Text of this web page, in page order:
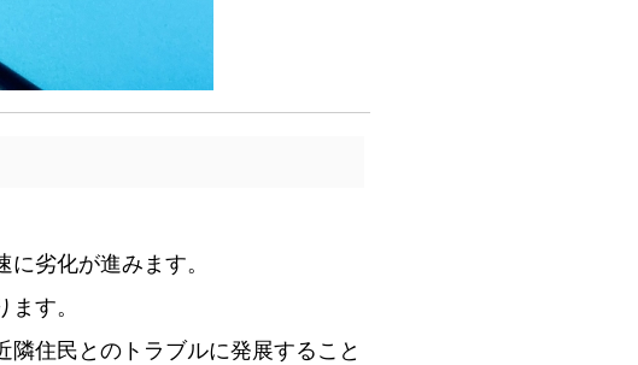
劣化が進みます。
す。
住民とのトラブルに発展すること